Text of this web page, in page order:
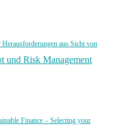
aus Sicht von
und Risk Management
Finance – Selecting your